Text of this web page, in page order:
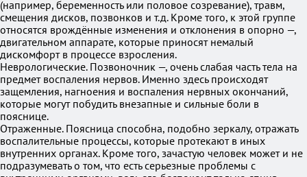
(например, беременность или половое созревание), травм,
смещения дисков, позвонков и т.д. Кроме того, к этой группе
относятся врождённые изменения и отклонения в опорно —,
двигательном аппарате, которые приносят немалый
дискомфорт в процессе взросления.
Неврологические. Позвоночник —, очень слабая часть тела на
предмет воспаления нервов. Именно здесь происходят
защемления, нагноения и воспаления нервных окончаний,
которые могут побудить внезапные и сильные боли в
пояснице.
Отраженные. Поясница способна, подобно зеркалу, отражать
воспалительные процессы, которые протекают в иных
внутренних органах. Кроме того, зачастую человек может и не
подразумевать о том, что есть серьезные проблемы с